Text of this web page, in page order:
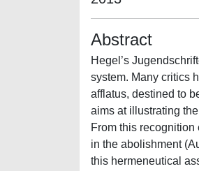
Abstract
Hegel’s
system. Many critics
afflatus, destined to
aims at illustrating
From this recognition
in the abolishment
this hermeneutical